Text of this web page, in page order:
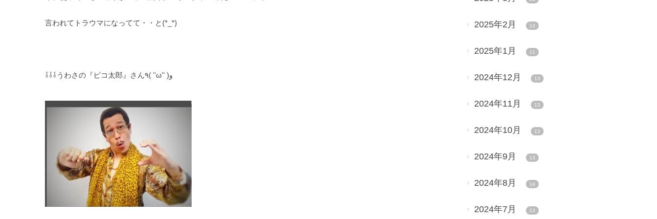
言われてトラウマになってて・・と(*_*)
⇩⇩⇩うわさの『ピコ太郎』さん٩( ''ω'' )و
2025年2月 12
2025年1月 11
2024年12月 13
2024年11月 13
2024年10月 13
2024年9月 13
2024年8月 14
2024年7月 13